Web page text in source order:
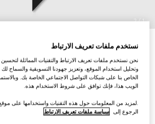
1
/
2
ربطة من تويل الحرير مزيّن بطبعات
تنويعاتأبيض وأسود
نستخدم ملفات تعريف الارتباط
نحن نستخدم ملفات تعريف الارتباط والتقنيات المماثلة لتحسين
وتحليل استخدام الموقع، وتعزيز جهودنا التسويقية والسماح
الخاص بنا على شبكات التواصل الاجتماعي الخاصة بك.
الويب هذا، فإنك توافق على شروط الاستخدام هذه.
.لمزيد من المعلومات حول هذه التقنيات واستخدامها على
الرجوع إلى سياسة ملفات تعريف الارتباط